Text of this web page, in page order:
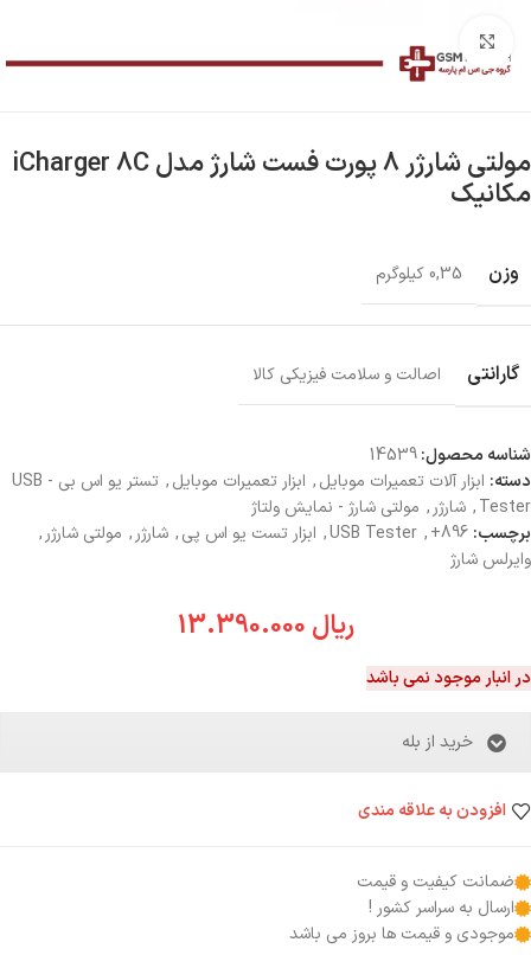
بزرگنمایی تصویر
مولتی شارژر 8 پورت فست شارژ مدل iCharger 8C
مکانیک
وزن 0,35 کیلوگرم
گارانتی اصالت و سلامت فیزیکی کالا
شناسه محصول:14539
دسته: ابزار آلات تعمیرات موبایل, ابزار تعمیرات موبایل,
تستر یو اس بی - USB
Tester
, شارژر , مولتی شارژ - نمایش ولتاژ
برچسب: 896+
,
USB Tester
, ابزار تست یو اس پی, شارژر , مولتی شارژر ,
وایرلس شارژ
ریال
در انبار موجود نمی باشد
خرید از بله
افزودن به علاقه مندی
ضمانت کیفیت و قیمت
ارسال به سراسر کشور !
موجودی و قیمت ها بروز می باشد